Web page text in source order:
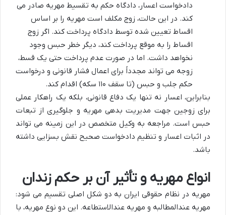
دادخواست اعسار، دادگاه حکم به تقسیط مهریه صادر می
کند. در این حالت، زوج مکلف است مهریه را بر اساس
اقساط تعیین شده توسط دادگاه پرداخت کند. اگر زوج
اقساط را به موقع پرداخت کند، دیگر خطر حبس وجود
نخواهد داشت. اما در صورت عدم پرداخت حتی یک قسط،
زوجه می تواند مجدداً برای اعمال فشار قانونی و درخواست
حکم جلب و حبس (تا سقف ۱۱۰ سکه) اقدام کند.
بنابراین، اعسار نه تنها یک دفاع قانونی، بلکه یک راهکار عملی
برای زوجین جهت مدیریت بدهی مهریه و جلوگیری از تبعات
حبس است. مراجعه به وکیل متخصص در این زمینه می تواند
در اثبات اعسار و تنظیم دادخواست صحیح نقش بسزایی داشته
باشد.
انواع مهریه و تأثیر آن بر حکم زندان
مهریه در نظام حقوقی ایران به دو شکل اصلی تقسیم می شود:
مهریه عندالمطالبه و مهریه عندالاستطاعه. این دو نوع مهریه، با